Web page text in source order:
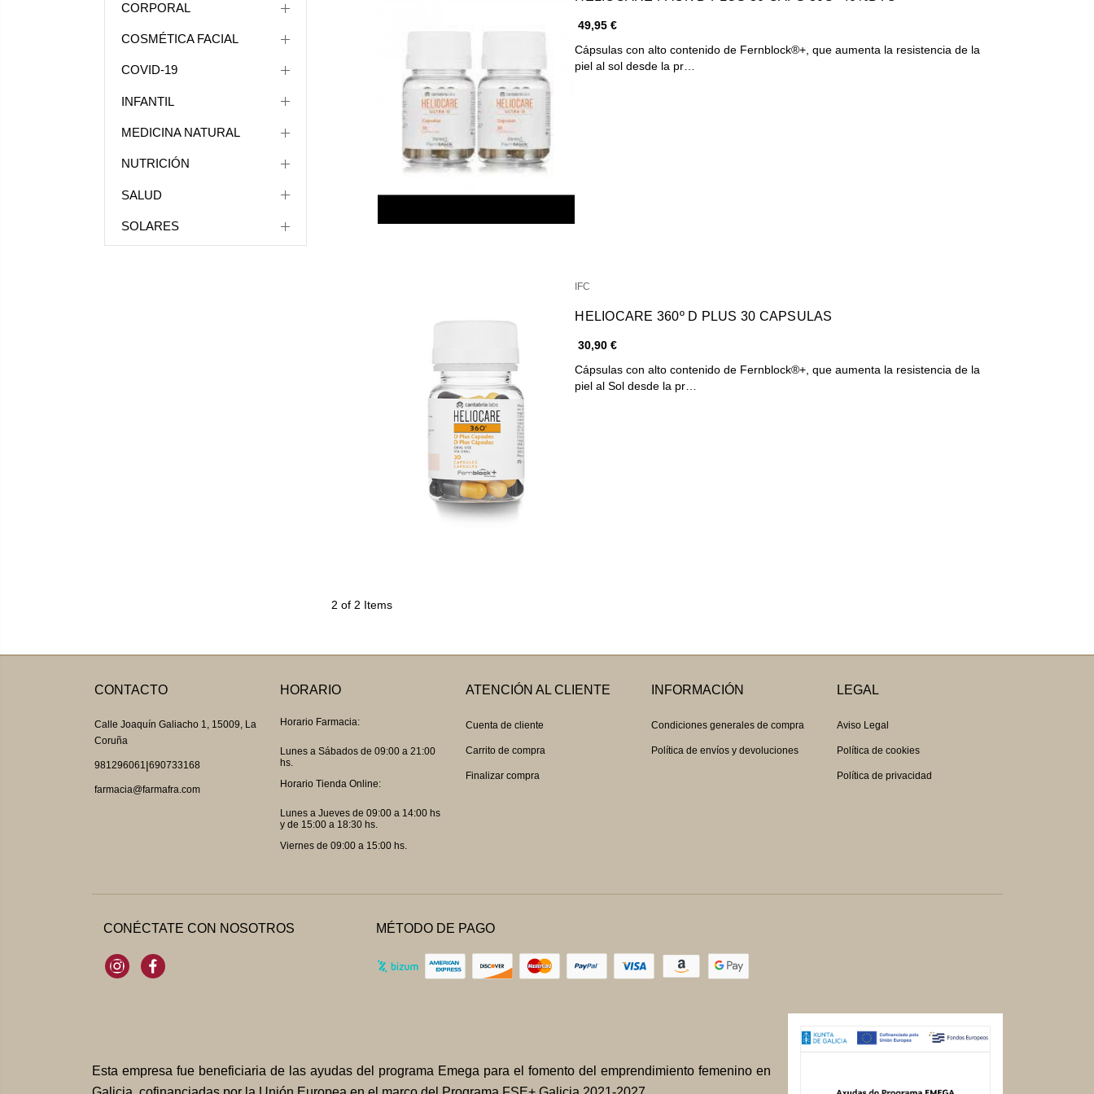
CORPORAL
COSMÉTICA FACIAL
COVID-19
INFANTIL
MEDICINA NATURAL
NUTRICIÓN
SALUD
SOLARES
49,95 €
Cápsulas con alto contenido de Fernblock®+, que aumenta la resistencia de la
piel al sol desde la pr…
IFC
HELIOCARE 360º D PLUS 30 CAPSULAS
30,90 €
Cápsulas con alto contenido de Fernblock®+, que aumenta la resistencia de la
piel al Sol desde la pr…
2 of 2 Items
CONTACTO
Calle Joaquín Galiacho 1, 15009, La
Coruña
981296061|690733168
farmacia@farmafra.com
HORARIO
Horario Farmacia:
Lunes a Sábados de 09:00 a 21:00
hs.
Horario Tienda Online:
Lunes a Jueves de 09:00 a 14:00 hs
y de 15:00 a 18:30 hs.
Viernes de 09:00 a 15:00 hs.
ATENCIÓN AL CLIENTE
Cuenta de cliente
Carrito de compra
Finalizar compra
INFORMACIÓN
Condiciones generales de compra
Política de envíos y devoluciones
LEGAL
Aviso Legal
Política de cookies
Política de privacidad
CONÉCTATE CON NOSOTROS
InstagramFacebook
MÉTODO DE PAGO
Esta empresa fue beneficiaria de las ayudas del programa Emega para el fomento del emprendimiento femenino en